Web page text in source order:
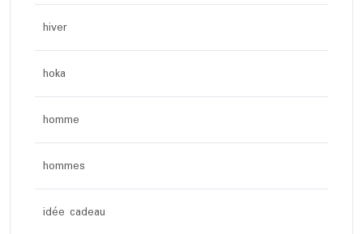
hiver
hoka
homme
hommes
idée cadeau